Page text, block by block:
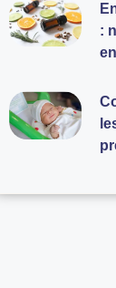
: